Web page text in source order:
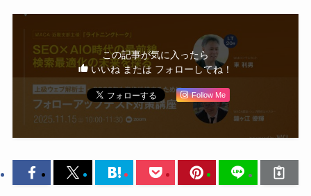
この記事が気に入ったら
いいね または フォローしてね！
Follow Me